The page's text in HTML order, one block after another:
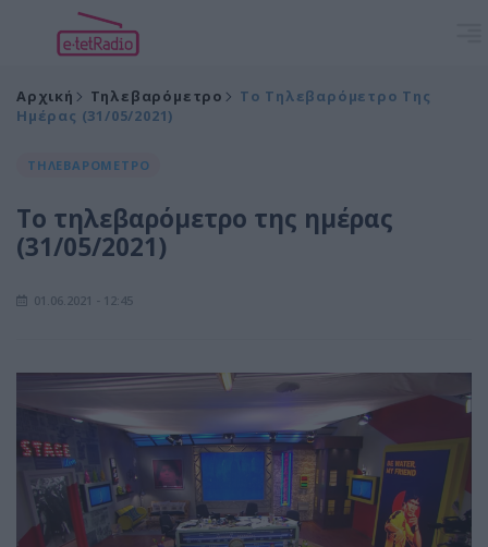
Αρχική Τηλεβαρόμετρο
Το Τηλεβαρόμετρο Της
Ημέρας (31/05/2021)
ΤΗΛΕΒΑΡΟΜΕΤΡΟ
Το τηλεβαρόμετρο της ημέρας
(31/05/2021)
01.06.2021 - 12:45